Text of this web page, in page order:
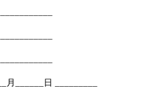
月______日 _________